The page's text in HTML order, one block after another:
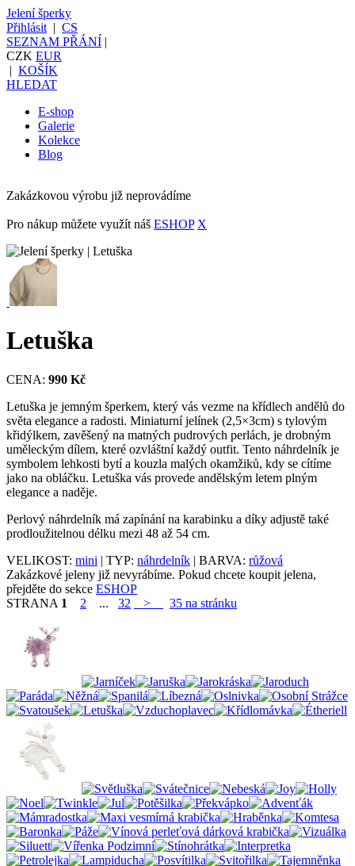
Jelení šperky
Přihlásit | CS
SEZNAM PŘÁNÍ |
CZK EUR
| KOŠÍK
HLEDAT
E-shop
Galerie
Kolekce
Blog
Zakázkovou výrobu již neprovádíme
Pro nákup můžete využít náš ESHOP X
Letuška
CENA: 990 Kč
Letuška je jemným šperkem, který vás vezme na křídlech andělů do
světa elegance a radosti. Miniaturní jelínek (2,5×3cm) s tylovým
křidýlkem, zavěšený na matných pudrových perlách, je drobným
uměleckým dílem, které ozvláštní každý outfit. Tento náhrdelník je
symbolem lehkosti bytí a kouzla malých okamžiků, kdy se cítíme
jako na obláčku. Letuška vás provede andělským letem plným
elegance a naděje.
Perlový náhrdelník má zapínání na karabinku a díky adjustě také
prodloužitelnou délku mezi 48 až 54 cm.
VELIKOST: mini | TYP: náhrdelník | BARVA: růžová
Zakázkové jeleny již nevyrábíme. Pokud chcete koupit jelena,
přejděte do sekce ESHOP
STRANA 1 2 ... 32 > 35 na stránku